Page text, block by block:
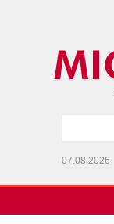
07.08.2026